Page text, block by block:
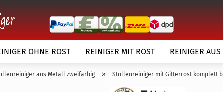
OHNE ROST REINIGER MIT ROST REINIGER AUS
aus Metall zweifarbig » Stollenreiniger mit Gitterrost komplett